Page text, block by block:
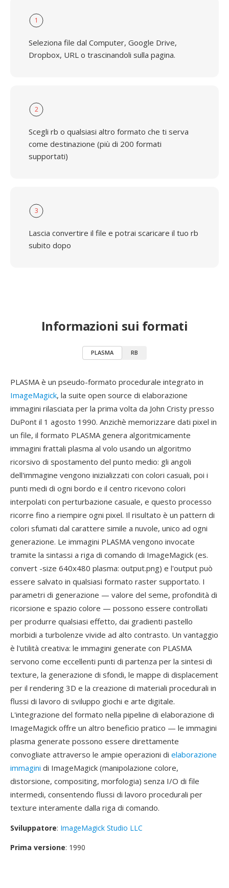
1
Seleziona file dal Computer, Google Drive,
Dropbox, URL o trascinandoli sulla pagina.
2
Scegli rb o qualsiasi altro formato che ti serva
come destinazione (più di 200 formati
supportati)
3
Lascia convertire il file e potrai scaricare il tuo rb
subito dopo
Informazioni sui formati
PLASMA RB
PLASMA è un pseudo-formato procedurale integrato in
ImageMagick, la suite open source di elaborazione
immagini rilasciata per la prima volta da John Cristy presso
DuPont il 1 agosto 1990. Anzichè memorizzare dati pixel in
un file, il formato PLASMA genera algoritmicamente
immagini frattali plasma al volo usando un algoritmo
ricorsivo di spostamento del punto medio: gli angoli
dell'immagine vengono inizializzati con colori casuali, poi i
punti medi di ogni bordo e il centro ricevono colori
interpolati con perturbazione casuale, e questo processo
ricorre fino a riempire ogni pixel. Il risultato è un pattern di
colori sfumati dal carattere simile a nuvole, unico ad ogni
generazione. Le immagini PLASMA vengono invocate
tramite la sintassi a riga di comando di ImageMagick (es.
convert -size 640x480 plasma: output.png) e l'output può
essere salvato in qualsiasi formato raster supportato. I
parametri di generazione — valore del seme, profondità di
ricorsione e spazio colore — possono essere controllati
per produrre qualsiasi effetto, dai gradienti pastello
morbidi a turbolenze vivide ad alto contrasto. Un vantaggio
è l'utilità creativa: le immagini generate con PLASMA
servono come eccellenti punti di partenza per la sintesi di
texture, la generazione di sfondi, le mappe di displacement
per il rendering 3D e la creazione di materiali procedurali in
flussi di lavoro di sviluppo giochi e arte digitale.
L'integrazione del formato nella pipeline di elaborazione di
ImageMagick offre un altro beneficio pratico — le immagini
plasma generate possono essere direttamente
convogliate attraverso le ampie operazioni di elaborazione
immagini di ImageMagick (manipolazione colore,
distorsione, compositing, morfologia) senza I/O di file
intermedi, consentendo flussi di lavoro procedurali per
texture interamente dalla riga di comando.
Sviluppatore: ImageMagick Studio LLC
Prima versione: 1990